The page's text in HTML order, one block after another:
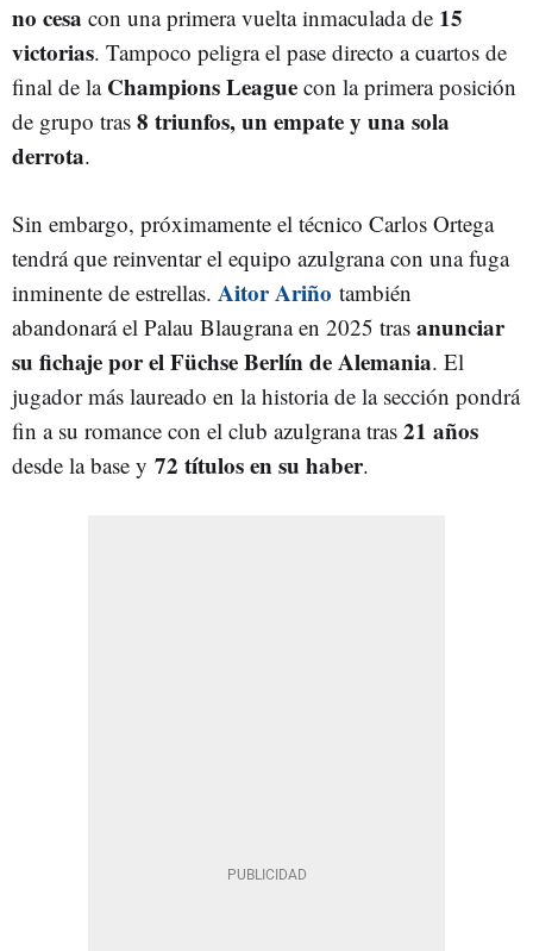
no cesa con una primera vuelta inmaculada de 15
victorias. Tampoco peligra el pase directo a cuartos de
final de laChampions League con la primera posición
de grupo tras 8 triunfos, un empate y una sola
derrota.
Sin embargo, próximamente el técnico Carlos Ortega
tendrá que reinventar el equipo azulgrana con una fuga
inminente de estrellas. Aitor Ariño también
abandonará el Palau Blaugrana en 2025 tras anunciar
su fichaje por el Füchse Berlín de Alemania. El
jugador más laureado en la historia de la sección pondrá
fin a su romance con el club azulgrana tras 21 años
desde la base y 72 títulos en su haber.